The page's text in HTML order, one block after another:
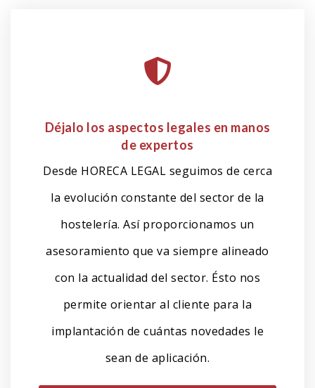
Déjalo los aspectos legales en manos
de expertos
Desde HORECA LEGAL seguimos de cerca
la evolución constante del sector de la
hostelería. Así proporcionamos un
asesoramiento que va siempre alineado
con la actualidad del sector. Ésto nos
permite orientar al cliente para la
implantación de cuántas novedades le
sean de aplicación.